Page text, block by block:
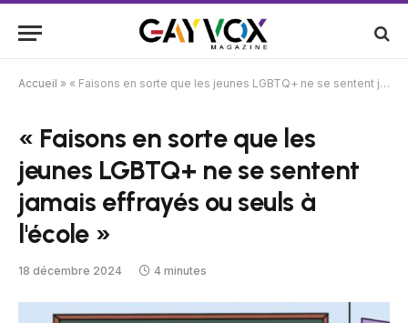
Accueil » « Faisons en sorte que les jeunes LGBTQ+ ne se sentent jamais effrayés ou seuls à l'école »
« Faisons en sorte que les
jeunes LGBTQ+ ne se sentent
jamais effrayés ou seuls à
l'école »
18 décembre 2024 4 minutes